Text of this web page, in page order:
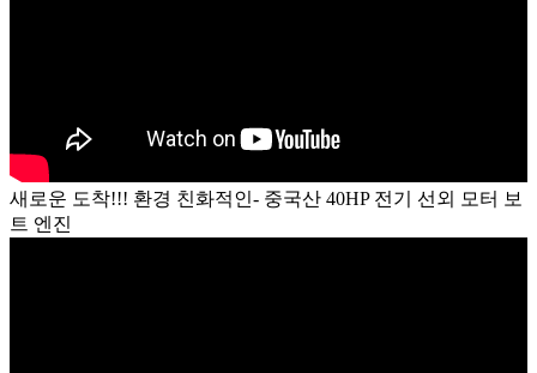
새로운 도착!!! 환경 친화적인- 중국산 40HP 전기 선외 모터 보
트 엔진